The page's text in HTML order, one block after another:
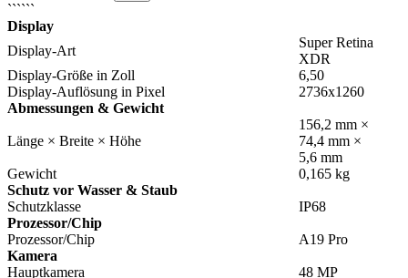
``````
Display
Display-Art
Super Retina
XDR
Display-Größe in Zoll
6,50
Display-Auflösung in Pixel
2736x1260
Abmessungen & Gewicht
Länge × Breite × Höhe
156,2 mm ×
74,4 mm ×
5,6 mm
Gewicht
0,165 kg
Schutz vor Wasser & Staub
Schutzklasse
IP68
Prozessor/Chip
Prozessor/Chip
A19 Pro
Kamera
Hauptkamera
48 MP